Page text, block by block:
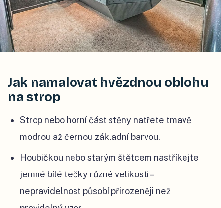
Jak namalovat hvězdnou oblohu
na strop
Strop nebo horní část stěny natřete tmavě
modrou až černou základní barvou.
Houbičkou nebo starým štětcem nastříkejte
jemné bílé tečky různé velikosti –
nepravidelnost působí přirozeněji než